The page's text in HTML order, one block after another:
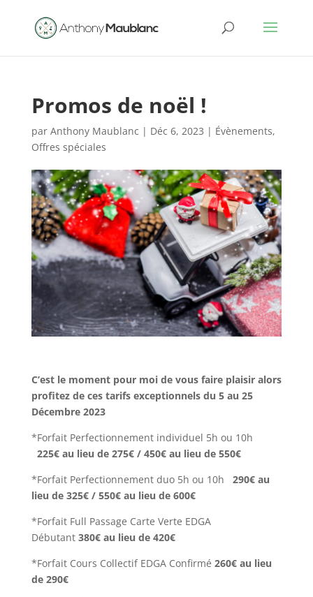
Promos de noël !
par Anthony Maublanc | Déc 6, 2023 | Évènements,
Offres spéciales
C’est le moment pour moi de vous faire plaisir alors
profitez de ces tarifs exceptionnels du 5 au 25
Décembre 2023
*Forfait Perfectionnement individuel 5h ou 10h
225€ au lieu de 275€ / 450€ au lieu de 550€
*Forfait Perfectionnement duo 5h ou 10h 290€ au
lieu de 325€ / 550€ au lieu de 600€
*Forfait Full Passage Carte Verte EDGA
Débutant 380€ au lieu de 420€
*Forfait Cours Collectif EDGA Confirmé 260€ au lieu
de 290€